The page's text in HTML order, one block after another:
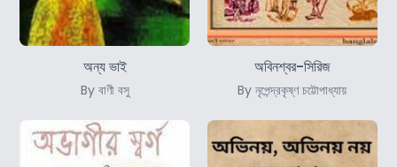
অন্য ভাই
By বাণী বসু
অবিনশ্বর-সিরিজ
By নৃপেন্দ্রকৃষ্ণ চট্টোপাধ্যায়